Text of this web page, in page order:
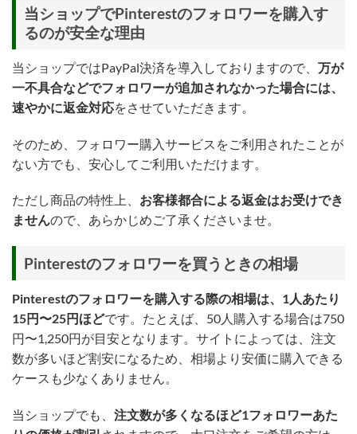
当ショップでPinterestのフォロワーを購入す
るのが安全な理由
当ショップではPayPal決済を導入しておりますので、 万が
一不具合などでフォロワーが追加されなかった場合には、
速やかに返金対応をさせていただきます。
そのため、フォロワー購入サービスをご利用されたことが
ない方でも、安心してご利用いただけます。
ただし商品の特性上、 お客様都合による返金はお受けでき
ませんので、あらかじめご了承くださいませ。
Pinterestのフォロワーを買うときの相場
Pinterestのフォロワーを購入する際の相場は、1人あたり
15円〜25円ほどです。たとえば、50人購入する場合は750
円〜1,250円が目安となります。サイトによっては、注文
数が多いほど割安になるため、相場より安価に購入できる
ケースも少なくありません。
当ショップでも、 注文数が多くなるほど1フォロワーあた